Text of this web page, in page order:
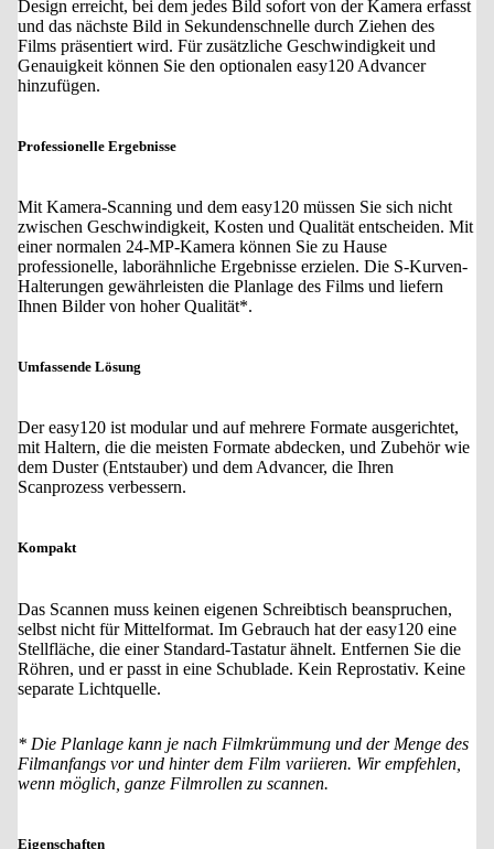
Design erreicht, bei dem jedes Bild sofort von der Kamera erfasst
und das nächste Bild in Sekundenschnelle durch Ziehen des
Films präsentiert wird. Für zusätzliche Geschwindigkeit und
Genauigkeit können Sie den optionalen easy120 Advancer
hinzufügen.
Professionelle Ergebnisse
Mit Kamera-Scanning und dem easy120 müssen Sie sich nicht
zwischen Geschwindigkeit, Kosten und Qualität entscheiden. Mit
einer normalen 24-MP-Kamera können Sie zu Hause
professionelle, laborähnliche Ergebnisse erzielen. Die S-Kurven-
Halterungen gewährleisten die Planlage des Films und liefern
Ihnen Bilder von hoher Qualität*.
Umfassende Lösung
Der easy120 ist modular und auf mehrere Formate ausgerichtet,
mit Haltern, die die meisten Formate abdecken, und Zubehör wie
dem Duster (Entstauber) und dem Advancer, die Ihren
Scanprozess verbessern.
Kompakt
Das Scannen muss keinen eigenen Schreibtisch beanspruchen,
selbst nicht für Mittelformat. Im Gebrauch hat der easy120 eine
Stellfläche, die einer Standard-Tastatur ähnelt. Entfernen Sie die
Röhren, und er passt in eine Schublade. Kein Reprostativ. Keine
separate Lichtquelle.
* Die Planlage kann je nach Filmkrümmung und der Menge des
Filmanfangs vor und hinter dem Film variieren. Wir empfehlen,
wenn möglich, ganze Filmrollen zu scannen.
Eigenschaften